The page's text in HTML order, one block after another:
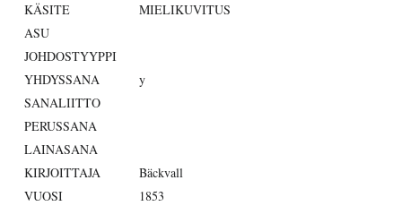
KÄSITE
MIELIKUVITUS
ASU
JOHDOSTYYPPI
YHDYSSANA
y
SANALIITTO
PERUSSANA
LAINASANA
KIRJOITTAJA
Bäckvall
VUOSI
1853